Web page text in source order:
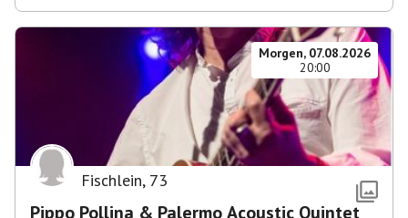
Morgen, 07.08.2026
20:00
Fischlein, 73
Pippo Pollina & Palermo Acoustic Quintet